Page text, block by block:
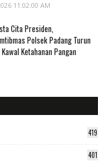
11:02:00 AM
Cita Presiden,
Polsek Padang Turun
Ketahanan Pangan
419
401